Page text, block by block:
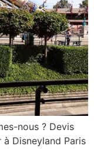
nous ? Devis
Disneyland Paris